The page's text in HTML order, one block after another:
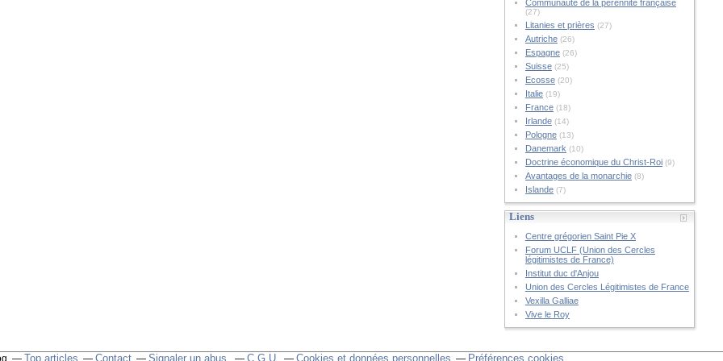
Communauté de la pérennité française
(27)
Litanies et prières (27)
Autriche(26)
Espagne(26)
Suisse(25)
Ecosse(20)
Italie(19)
France(18)
Irlande(14)
Pologne(13)
Danemark (10)
Doctrine économique du Christ-Roi(9)
Avantages de la monarchie(8)
Islande(7)
Liens
Centre grégorien Saint Pie X
Forum UCLF (Union des Cercles
légitimistes de France)
Institut duc d'Anjou
Union des Cercles Légitimistes de France
Vexilla Galliae
Vive le Roy
Top articles Contact Signaler un abus C.G.U. Cookies et données personnelles Préférences cookies